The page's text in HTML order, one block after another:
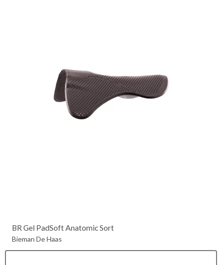
BR Gel PadSoft Anatomic Sort
Bieman De Haas